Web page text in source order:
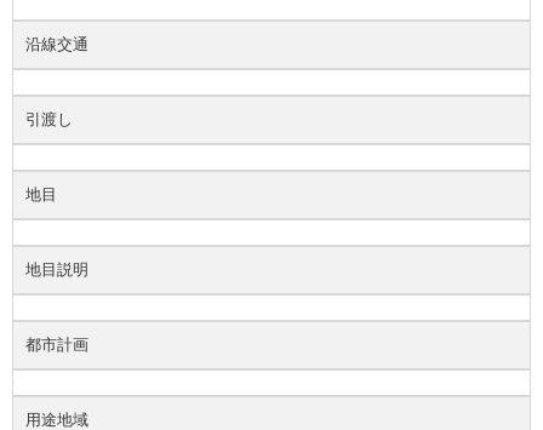
沿線交通
引渡し
地目
地目説明
都市計画
用途地域